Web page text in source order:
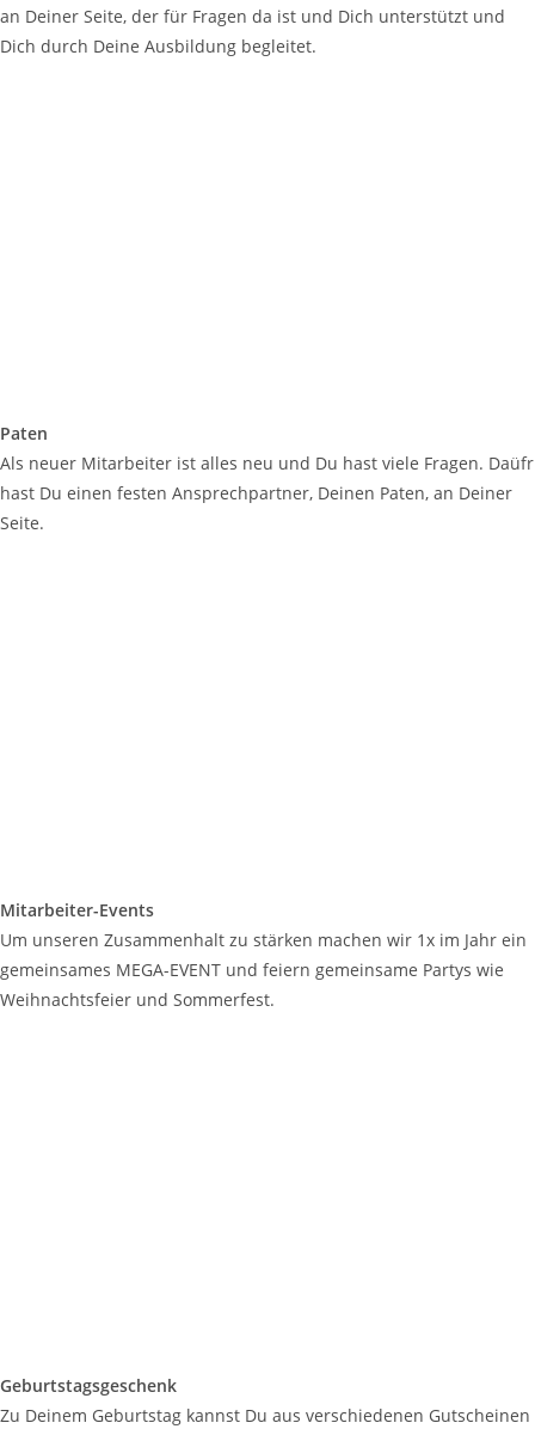
an Deiner Seite, der für Fragen da ist und Dich unterstützt und
Dich durch Deine Ausbildung begleitet.
Paten
Als neuer Mitarbeiter ist alles neu und Du hast viele Fragen. Daüfr
hast Du einen festen Ansprechpartner, Deinen Paten, an Deiner
Seite.
Mitarbeiter-Events
Um unseren Zusammenhalt zu stärken machen wir 1x im Jahr ein
gemeinsames MEGA-EVENT und feiern gemeinsame Partys wie
Weihnachtsfeier und Sommerfest.
Geburtstagsgeschenk
Zu Deinem Geburtstag kannst Du aus verschiedenen Gutscheinen